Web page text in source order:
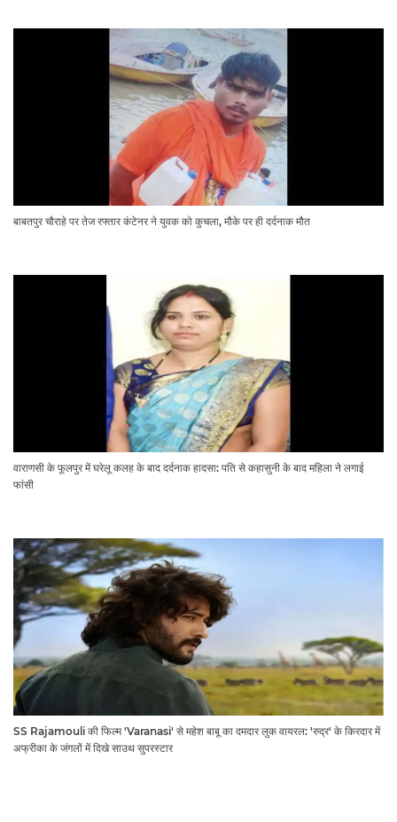
बाबतपुर चौराहे पर तेज रफ्तार कंटेनर ने युवक को कुचला, मौके पर ही दर्दनाक मौत
वाराणसी के फूलपुर में घरेलू कलह के बाद दर्दनाक हादसा: पति से कहासुनी के बाद महिला ने लगाई
फांसी
SS Rajamouli की फिल्म 'Varanasi' से महेश बाबू का दमदार लुक वायरल: 'रुद्र' के किरदार में
अफ्रीका के जंगलों में दिखे साउथ सुपरस्टार